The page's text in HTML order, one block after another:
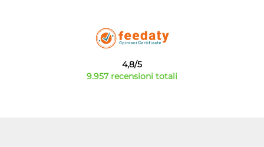
4,8/5
9.957 recensioni totali